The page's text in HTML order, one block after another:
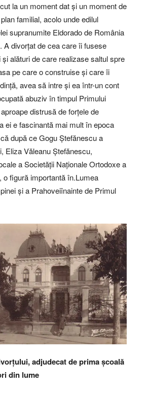
la un moment dat și un moment de
familial, acolo unde edilul
supranumite Eldorado de România
A divorțat de cea care îi fusese
alături de care realizase saltul spre
pe care o construise și care îi
avea să intre și ea într-un cont
abuziv în timpul Primului
distrusă de forțele de
ei e fascinantă mai mult în epoca
după ce Gogu Ștefănescu a
Eliza Văleanu Ștefănescu,
a Societății Naționale Ortodoxe a
o figură importantă în.Lumea
și a Prahoveiînainte de Primul
adjudecat de prima școală
din lume